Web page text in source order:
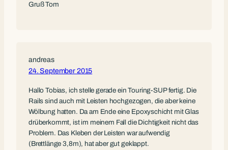
Gruß Tom
andreas
24. September 2015
Hallo Tobias, ich stelle gerade ein Touring-SUP fertig. Die
Rails sind auch mit Leisten hochgezogen, die aber keine
Wölbung hatten. Da am Ende eine Epoxyschicht mit Glas
drüberkommt, ist im meinem Fall die Dichtigkeit nicht das
Problem. Das Kleben der Leisten war aufwendig
(Brettlänge 3,8m), hat aber gut geklappt.